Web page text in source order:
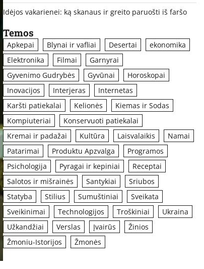
Idėjos vakarienei: ką skanaus ir greito paruošti iš faršo
Temos
Apkepai Blynai ir vafliai Desertai
ekonomika
Elektronika
Filmai
Garnyrai
Gyvenimo Gudrybės
Gyvūnai
Horoskopai
Inovacijos
Interjeras
Internetas
Karšti patiekalai
Kelionės
Kiemas ir Sodas
Kompiuteriai
Konservuoti patiekalai
Kremai ir padažai
Kultūra Laisvalaikis
Namai
Patarimai
Produktu Apzvalga
Programos
Psichologija
Pyragai ir kepiniai
Receptai
Salotos ir mišrainės
Santykiai
Sriubos
Statyba
Stilius Sumuštiniai
Sveikata
Sveikinimai
Technologijos Troškiniai
Ukraina
Užkandžiai
Verslas Įvairūs
Žinios
Žmoniu-Istorijos
Žmonės